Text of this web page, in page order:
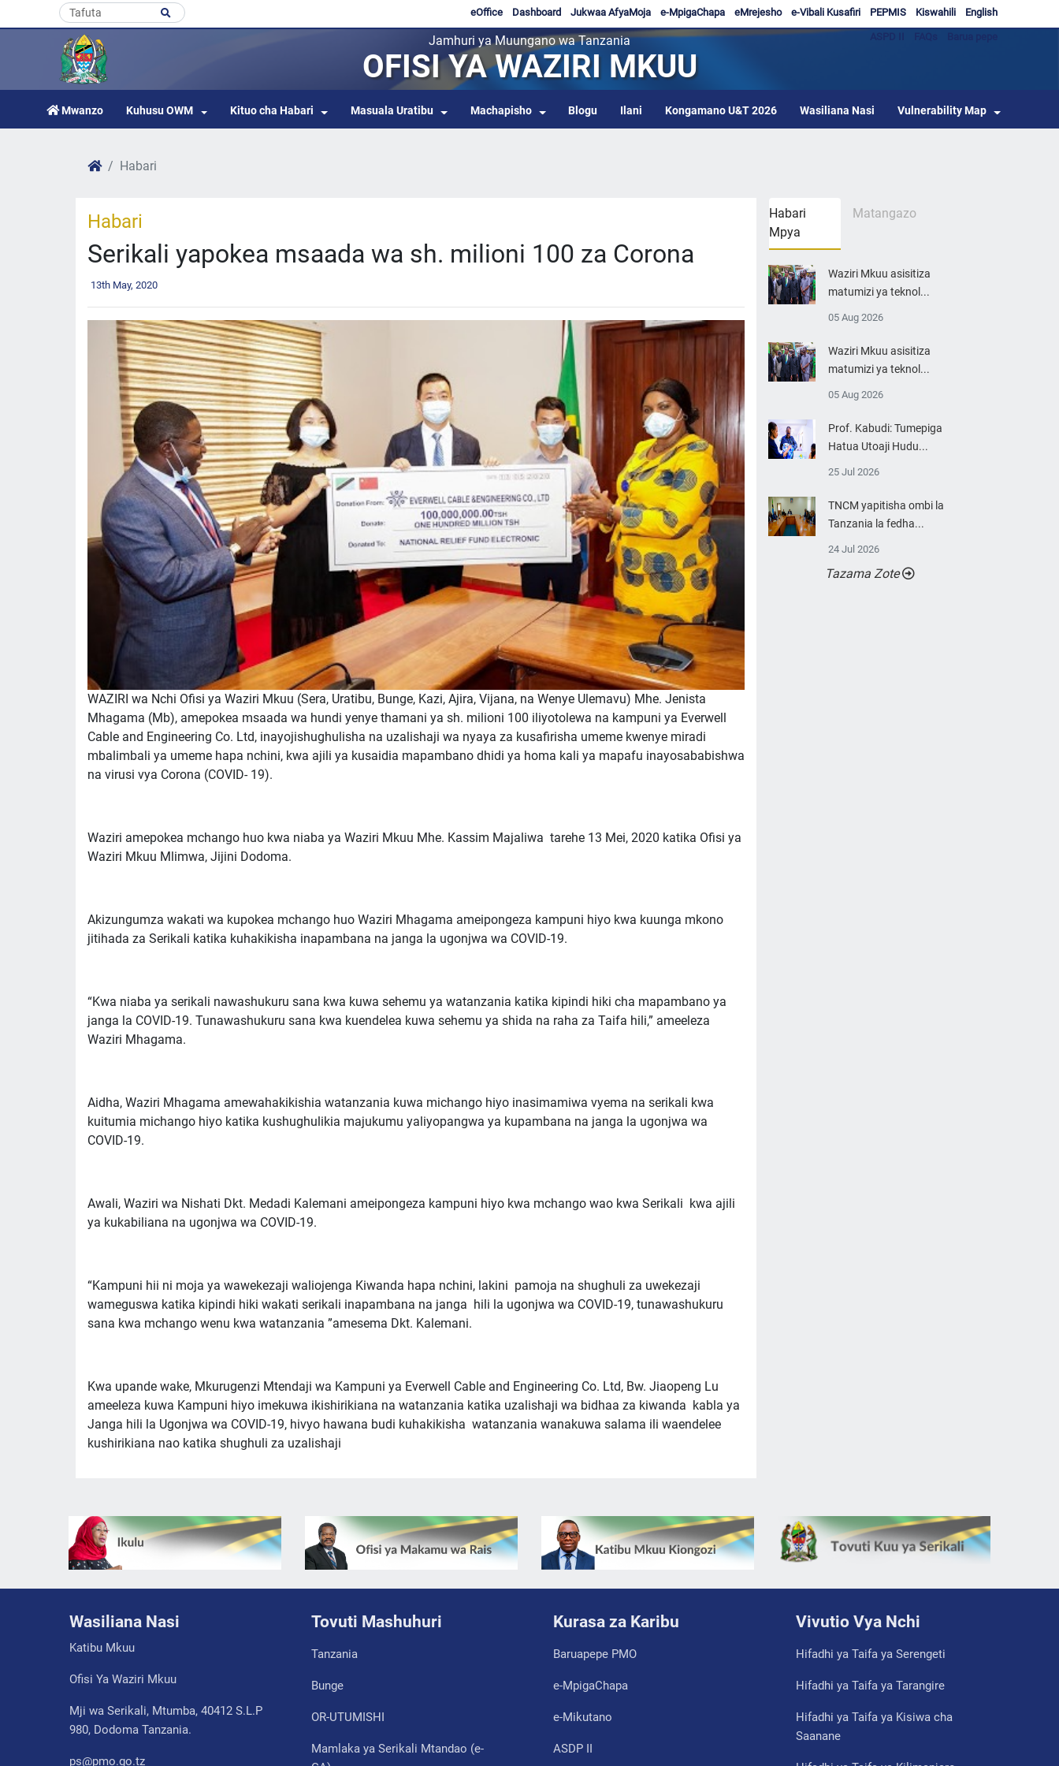
English
Kiswahili
PEPMIS
e-Vibali Kusafiri
eMrejesho
e-MpigaChapa
Jukwaa AfyaMoja
Dashboard
eOffice
Jamhuri ya Muungano wa Tanzania
OFISI YA WAZIRI MKUU
Mwanzo Kuhusu OWM Kituo cha Habari Masuala Uratibu Machapisho Blogu Ilani Kongamano U&T 2026 Wasiliana Nasi Vulnerability Map
Habari
Habari
Serikali yapokea msaada wa sh. milioni 100 za Corona
13th May, 2020
WAZIRI wa Nchi Ofisi ya Waziri Mkuu (Sera, Uratibu, Bunge, Kazi, Ajira, Vijana, na Wenye Ulemavu) Mhe. Jenista
Mhagama (Mb), amepokea msaada wa hundi yenye thamani ya sh. milioni 100 iliyotolewa na kampuni ya Everwell
Cable and Engineering Co. Ltd, inayojishughulisha na uzalishaji wa nyaya za kusafirisha umeme kwenye miradi
mbalimbali ya umeme hapa nchini, kwa ajili ya kusaidia mapambano dhidi ya homa kali ya mapafu inayosababishwa
na virusi vya Corona (COVID- 19).
Waziri amepokea mchango huo kwa niaba ya Waziri Mkuu Mhe. Kassim Majaliwa tarehe 13 Mei, 2020 katika Ofisi ya
Waziri Mkuu Mlimwa, Jijini Dodoma.
Akizungumza wakati wa kupokea mchango huo Waziri Mhagama ameipongeza kampuni hiyo kwa kuunga mkono
jitihada za Serikali katika kuhakikisha inapambana na janga la ugonjwa wa COVID-19.
“Kwa niaba ya serikali nawashukuru sana kwa kuwa sehemu ya watanzania katika kipindi hiki cha mapambano ya
janga la COVID-19. Tunawashukuru sana kwa kuendelea kuwa sehemu ya shida na raha za Taifa hili,” ameeleza
Waziri Mhagama.
Aidha, Waziri Mhagama amewahakikishia watanzania kuwa michango hiyo inasimamiwa vyema na serikali kwa
kuitumia michango hiyo katika kushughulikia majukumu yaliyopangwa ya kupambana na janga la ugonjwa wa
COVID-19.
Awali, Waziri wa Nishati Dkt. Medadi Kalemani ameipongeza kampuni hiyo kwa mchango wao kwa Serikali kwa ajili
ya kukabiliana na ugonjwa wa COVID-19.
“Kampuni hii ni moja ya wawekezaji waliojenga Kiwanda hapa nchini, lakini pamoja na shughuli za uwekezaji
wameguswa katika kipindi hiki wakati serikali inapambana na janga hili la ugonjwa wa COVID-19, tunawashukuru
sana kwa mchango wenu kwa watanzania ”amesema Dkt. Kalemani.
Kwa upande wake, Mkurugenzi Mtendaji wa Kampuni ya Everwell Cable and Engineering Co. Ltd, Bw. Jiaopeng Lu
ameeleza kuwa Kampuni hiyo imekuwa ikishirikiana na watanzania katika uzalishaji wa bidhaa za kiwanda kabla ya
Janga hili la Ugonjwa wa COVID-19, hivyo hawana budi kuhakikisha watanzania wanakuwa salama ili waendelee
kushirikiana nao katika shughuli za uzalishaji
Habari
Mpya
Matangazo
Waziri Mkuu asisitiza
matumizi ya teknol...
05 Aug 2026
Waziri Mkuu asisitiza
matumizi ya teknol...
05 Aug 2026
Prof. Kabudi: Tumepiga
Hatua Utoaji Hudu...
25 Jul 2026
TNCM yapitisha ombi la
Tanzania la fedha...
24 Jul 2026
Tazama Zote
Wasiliana Nasi
Katibu Mkuu
Ofisi Ya Waziri Mkuu
Mji wa Serikali, Mtumba, 40412 S.L.P
980, Dodoma Tanzania.
ps@pmo.go.tz
Tovuti Mashuhuri
Tanzania
Bunge
OR-UTUMISHI
Mamlaka ya Serikali Mtandao (e-
Kurasa za Karibu
Baruapepe PMO
e-MpigaChapa
e-Mikutano
ASDP II
Vivutio Vya Nchi
Hifadhi ya Taifa ya Serengeti
Hifadhi ya Taifa ya Tarangire
Hifadhi ya Taifa ya Kisiwa cha
Saanane